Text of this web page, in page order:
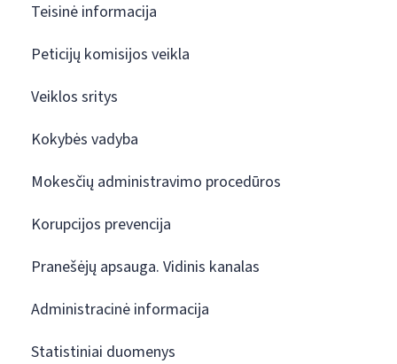
Teisinė informacija
Peticijų komisijos veikla
Veiklos sritys
Kokybės vadyba
Mokesčių administravimo procedūros
Korupcijos prevencija
Pranešėjų apsauga. Vidinis kanalas
Administracinė informacija
Statistiniai duomenys